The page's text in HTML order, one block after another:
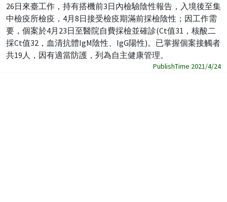
26日來臺工作，持有搭機前3日內檢驗陰性報告，入境後至集
中檢疫所檢疫，4月8日接受檢疫期滿前採檢陰性；因工作需
要，個案於4月23日至醫院自費採檢並確診(Ct值31，核酸二
採Ct值32，血清抗體IgM陰性、IgG陽性)。已掌握個案接觸者
共19人，因有適當防護，列為自主健康管理。
PublishTime 2021/4/24